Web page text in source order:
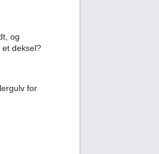
og
deksel?
for